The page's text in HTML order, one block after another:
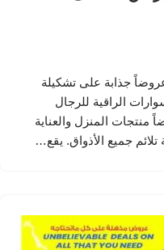
جذابة على تشكيلة
الراقية للرجال
منتجات المنزل والعناية
جميع الأذواق. يقع…